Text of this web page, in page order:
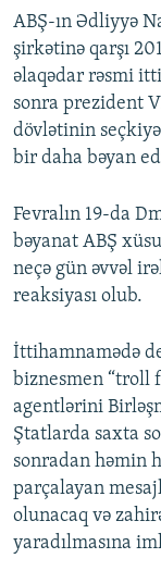
XƏBƏR
ABŞ-ın Ədliyyə
şirkətinə qarşı
əlaqədar rəsmi
sonra prezident
dövlətinin
bir daha bəyan
Fevralın 19-da
bəyanat ABŞ
neçə gün əvvəl
reaksiyası olub.
İttihamnamədə
biznesmen “troll
agentlərini
Ştatlarda saxta
sonradan həmin
parçalayan
olunacaq və
yaradılmasına